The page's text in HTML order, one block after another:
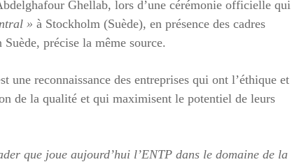
Ghellab, lors d’une cérémonie officielle qui
» à Stockholm (Suède), en présence des cadres
précise la même source.
reconnaissance des entreprises qui ont l’éthique et
de la qualité et qui maximisent le potentiel de leurs
que joue aujourd’hui l’ENTP dans le domaine de la